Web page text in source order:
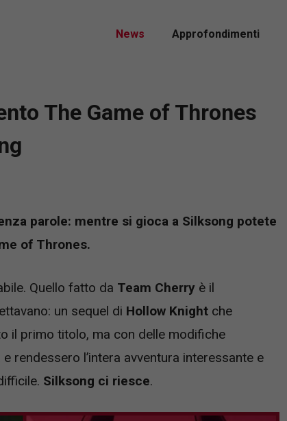
News Approfondimenti
The Game of Thrones
parole: mentre si gioca a Silksong potete
of Thrones.
Quello fatto da Team Cherry è il
un sequel di Hollow Knight che
il primo titolo, ma con delle modifiche
rendessero l’intera avventura interessante e
Silksong ci riesce.